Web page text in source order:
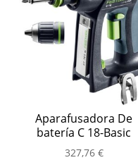
Aparafusadora De
batería C 18-Basic
327,76 €